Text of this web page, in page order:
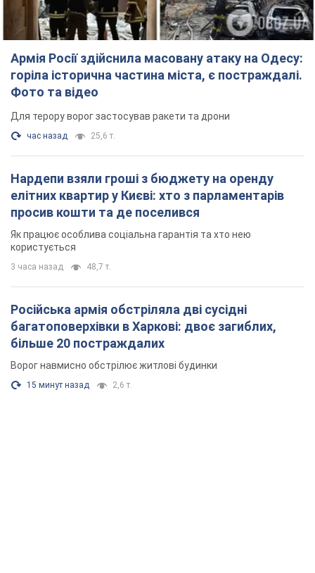
Армія Росії здійснила масовану атаку на Одесу:
горіла історична частина міста, є постраждалі.
Фото та відео
Для терору ворог застосував ракети та дрони
час назад 25,6 т.
Нардепи взяли гроші з бюджету на оренду
елітних квартир у Києві: хто з парламентарів
просив кошти та де поселився
Як працює особлива соціальна гарантія та хто нею
користується
3 часа назад 48,7 т.
Російська армія обстріляла дві сусідні
багатоповерхівки в Харкові: двоє загиблих,
більше 20 постраждалих
Ворог навмисно обстрілює житлові будинки
15 минут назад 2,6 т.